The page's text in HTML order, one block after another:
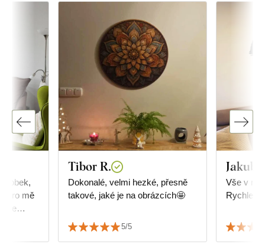
pro mě
Tibor R.
Dokonalé, velmi hezké, přesně
takové, jaké je na obrázcích🤩
5/5
Jakub
Vše v naprostém pořádku.
Rychle